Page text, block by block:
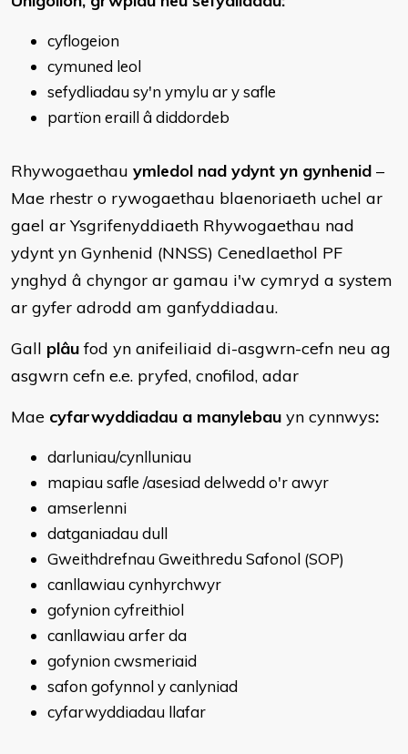
cyflogeion
cymuned leol
sefydliadau sy'n ymylu ar y safle
partïon eraill â diddordeb
Rhywogaethau ymledol nad ydynt yn gynhenid –
Mae rhestr o rywogaethau blaenoriaeth uchel ar
gael ar Ysgrifenyddiaeth Rhywogaethau nad
ydynt yn Gynhenid (NNSS) Cenedlaethol PF
ynghyd â chyngor ar gamau i'w cymryd a system
ar gyfer adrodd am ganfyddiadau.
Gall plâufod yn anifeiliaid di-asgwrn-cefn neu ag
asgwrn cefn e.e. pryfed, cnofilod, adar
Mae cyfarwyddiadau a manylebau yn cynnwys:
darluniau/cynlluniau
mapiau safle /asesiad delwedd o'r awyr
amserlenni
datganiadau dull
Gweithdrefnau Gweithredu Safonol (SOP)
canllawiau cynhyrchwyr
gofynion cyfreithiol
canllawiau arfer da
gofynion cwsmeriaid
safon gofynnol y canlyniad
cyfarwyddiadau llafar